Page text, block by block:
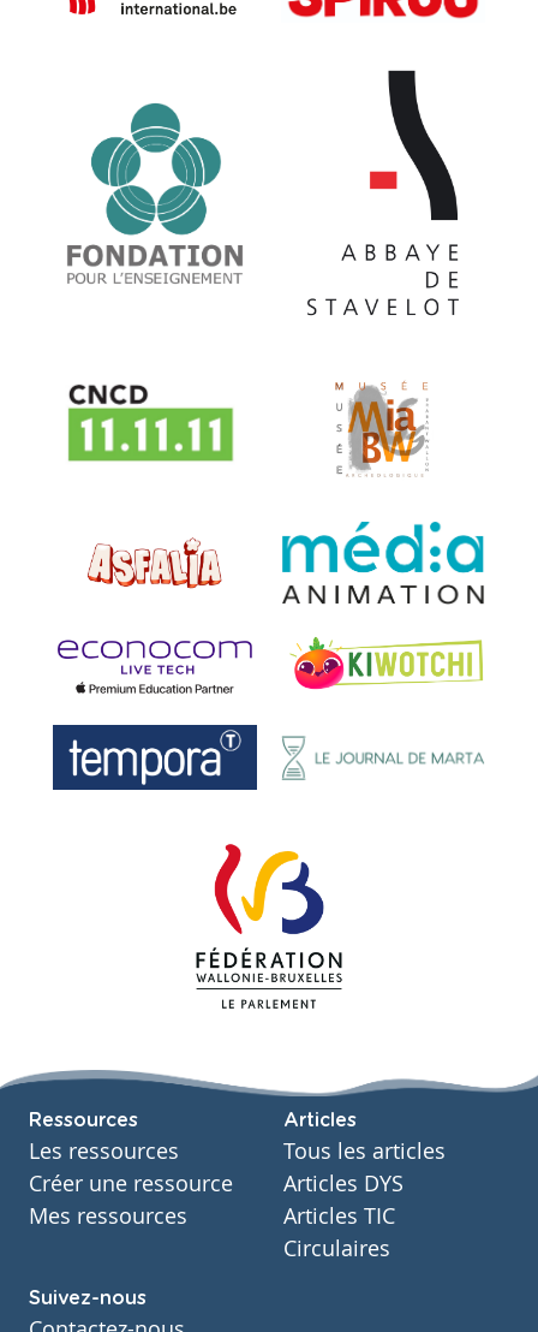
Ressources
Les ressources
Créer une ressource
Mes ressources
Articles
Tous les articles
Articles DYS
Articles TIC
Circulaires
Suivez-nous